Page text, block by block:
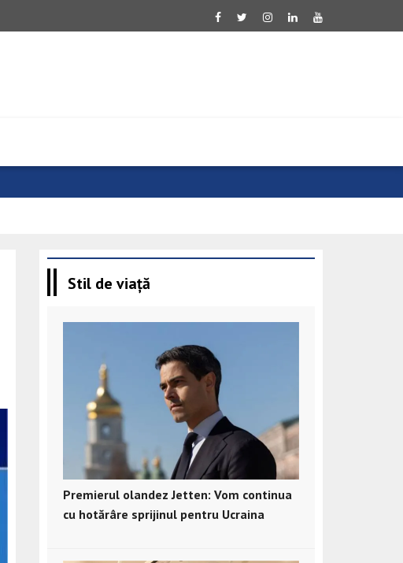
Stil de viață
Premierul olandez Jetten: Vom continua
cu hotărâre sprijinul pentru Ucraina